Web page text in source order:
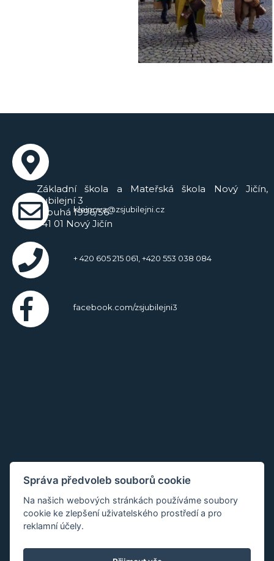
Základní škola a Mateřská škola Nový Jičín,
Jubilejní 3
Dlouhá 1996/56
741 01 Nový Jičín
kleinova@zsjubilejni.cz
+ 420 605 215 061, +420 553 038 084
facebook.com/zsjubilejni3
Správa předvoleb souborů cookie
Na našich webových stránkách používáme soubory
cookie ke zlepšení uživatelského prostředí a pro
reklamní účely.